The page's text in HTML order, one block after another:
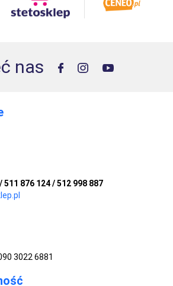
nas
511 876 124 / 512 998 887
3022 6881